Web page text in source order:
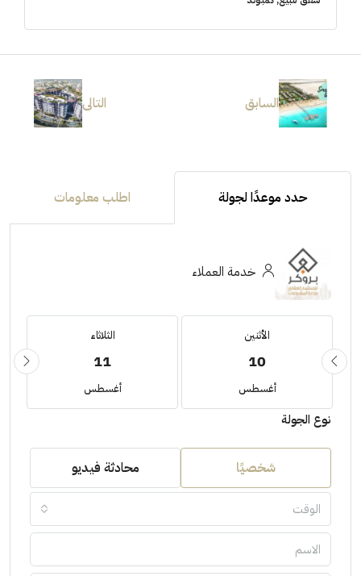
السابق التالى
حدد موعدًا لجولة اطلب معلومات
خدمة العملاء
الأثنين
10
أغسطس
الثلاثاء
11
أغسطس
نوع الجولة
شخصيًا محادثة فيديو
الوقت